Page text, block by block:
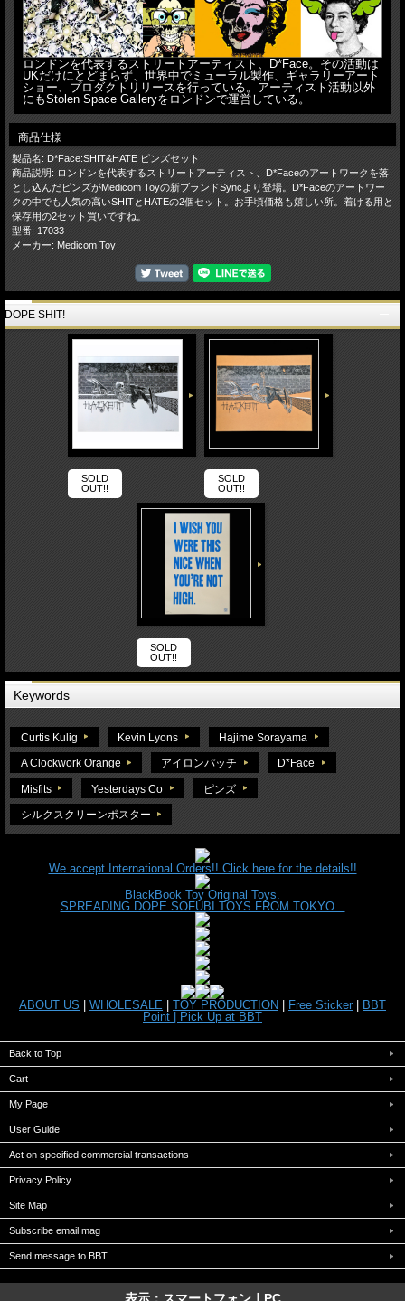
ロンドンを代表するストリートアーティスト、D*Face。その活動は
UKだけにとどまらず、世界中でミューラル製作、ギャラリーアート
ショー、プロダクトリリースを行っている。アーティスト活動以外
にもStolen Space Galleryをロンドンで運営している。
商品仕様
製品名: D*Face:SHIT&HATE ピンズセット
商品説明: ロンドンを代表するストリートアーティスト、D*Faceのアートワークを落
とし込んだピンズがMedicom Toyの新ブランドSyncより登場。D*Faceのアートワー
クの中でも人気の高いSHITとHATEの2個セット。お手頃価格も嬉しい所。着ける用と
保存用の2セット買いですね。
型番: 17033
メーカー: Medicom Toy
DOPE SHIT!
SOLD
OUT!!
SOLD
OUT!!
SOLD
OUT!!
Keywords
Curtis Kulig Kevin Lyons Hajime Sorayama
A Clockwork Orange アイロンパッチ D*Face
Misfits Yesterdays Co ピンズ
シルクスクリーンポスター
We accept International Orders!! Click here for the details!!
BlackBook Toy Original Toys.
SPREADING DOPE SOFUBI TOYS FROM TOKYO...
ABOUT US WHOLESALE TOY PRODUCTION Free Sticker
BBT
Point |
Pick Up at BBT
Back to Top
Cart
My Page
User Guide
Act on specified commercial transactions
Privacy Policy
Site Map
Subscribe email mag
Send message to BBT